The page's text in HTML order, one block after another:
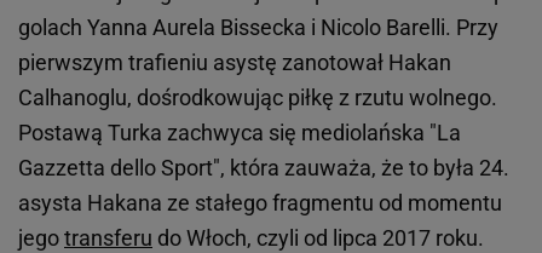
golach Yanna Aurela Bissecka i Nicolo Barelli. Przy
pierwszym trafieniu asystę zanotował Hakan
Calhanoglu, dośrodkowując piłkę z rzutu wolnego.
Postawą Turka zachwyca się mediolańska "La
Gazzetta dello Sport", która zauważa, że to była 24.
asysta Hakana ze stałego fragmentu od momentu
jegotransferu do Włoch, czyli od lipca 2017 roku.